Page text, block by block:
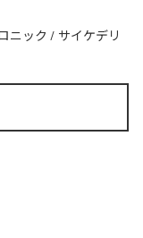
ニック / サイケデリ